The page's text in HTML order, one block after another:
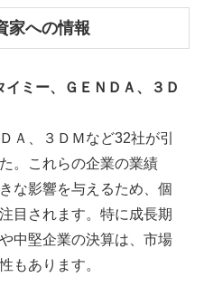
家への情報
ミー、ＧＥＮＤＡ、３Ｄ
Ａ、３ＤＭなど32社が引
。これらの企業の業績
な影響を与えるため、個
目されます。特に成長期
中堅企業の決算は、市場
もあります。